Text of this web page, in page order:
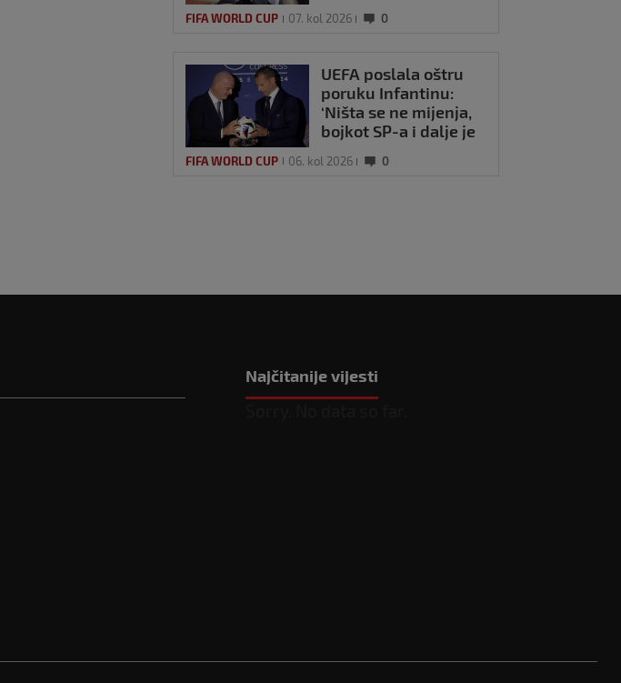
stranu
FIFA WORLD CUP 07. kol 2026 0
UEFA poslala oštru
poruku Infantinu:
‘Ništa se ne mijenja,
bojkot SP-a i dalje je
FIFA WORLD CUP 06. kol 2026 0
Najčitanije vijesti